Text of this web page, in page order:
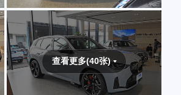
查看更多(40张)